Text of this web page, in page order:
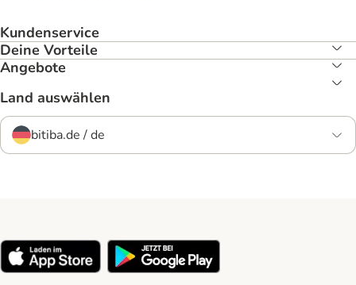
Kundenservice
Deine Vorteile
Angebote
Land auswählen
bitiba.de / de